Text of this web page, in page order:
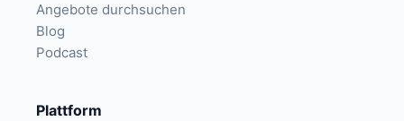
Angebote durchsuchen
Blog
Podcast
Plattform